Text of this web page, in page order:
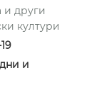
и други
култури
и